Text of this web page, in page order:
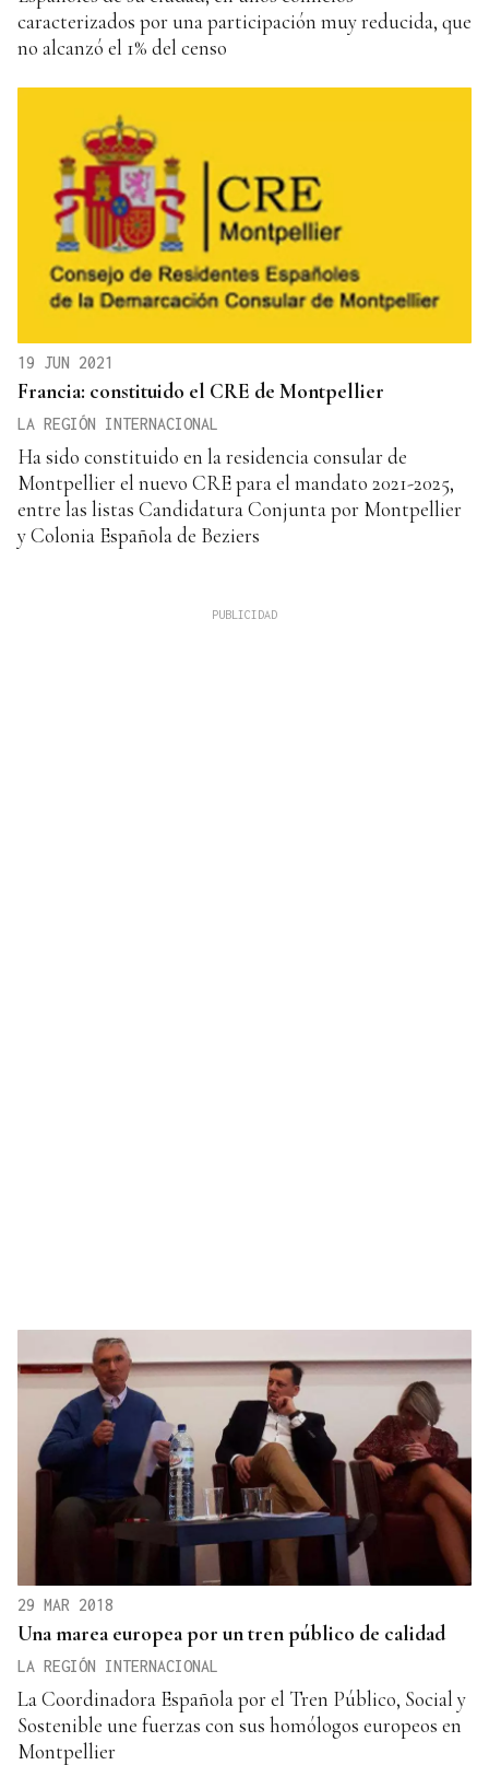
caracterizados por una participación muy reducida, que
no alcanzó el 1% del censo
19 JUN 2021
Francia: constituido el CRE de Montpellier
LA REGIÓN INTERNACIONAL
Ha sido constituido en la residencia consular de
Montpellier el nuevo CRE para el mandato 2021-2025,
entre las listas Candidatura Conjunta por Montpellier
y Colonia Española de Beziers
29 MAR 2018
Una marea europea por un tren público de calidad
LA REGIÓN INTERNACIONAL
La Coordinadora Española por el Tren Público, Social y
Sostenible une fuerzas con sus homólogos europeos en
Montpellier